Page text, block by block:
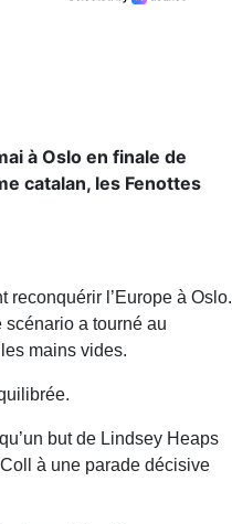
à Oslo en finale de
catalan, les Fenottes
reconquérir l’Europe à Oslo.
scénario a tourné au
mains vides.
but de Lindsey Heaps
à une parade décisive